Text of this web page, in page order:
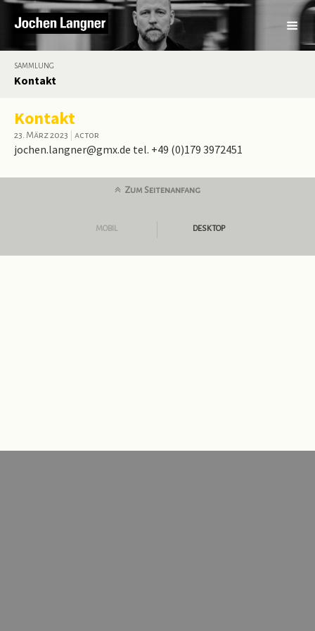
SAMMLUNG
Kontakt
Kontakt
23. März 2023 actor
jochen.langner@gmx.de tel. +49 (0)179 3972451
Zum Seitenanfang
MOBIL DESKTOP